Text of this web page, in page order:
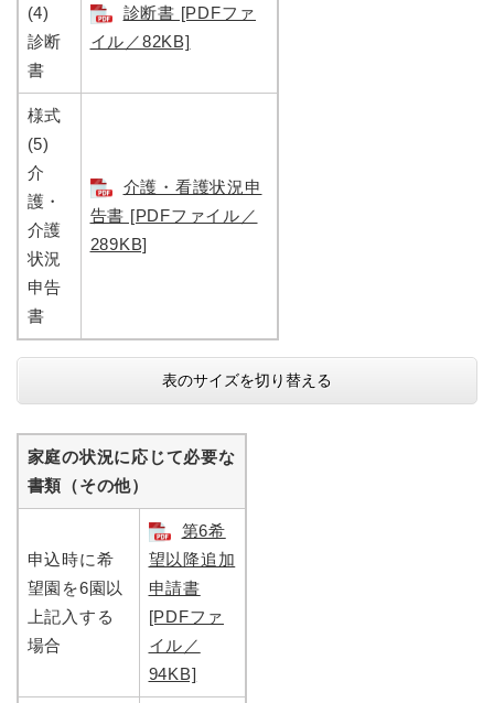
(4)
診断
書
診断書 [PDFファ
イル／82KB]
様式
(5)
介
護・
介護
状況
申告
書
介護・看護状況申
告書 [PDFファイル／
289KB]
表のサイズを切り替える
家庭の状況に応じて必要な
書類（その他）
申込時に希
望園を6園以
上記入する
場合
第6希
望以降追加
申請書
[PDFファ
イル／
94KB]